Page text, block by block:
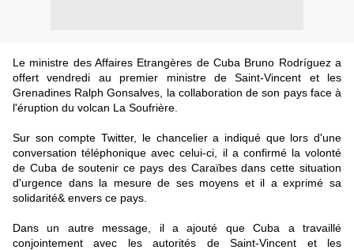
Le ministre des Affaires Etrangères de Cuba Bruno Rodríguez a
offert vendredi au premier ministre de Saint-Vincent et les
Grenadines Ralph Gonsalves, la collaboration de son pays face à
l'éruption du volcan La Soufrière.
Sur son compte Twitter, le chancelier a indiqué que lors d'une
conversation téléphonique avec celui-ci, il a confirmé la volonté
de Cuba de soutenir ce pays des Caraïbes dans cette situation
d'urgence dans la mesure de ses moyens et il a exprimé sa
solidarité& envers ce pays.
Dans un autre message, il a ajouté que Cuba a travaillé
conjointement avec les autorités de Saint-Vincent et les